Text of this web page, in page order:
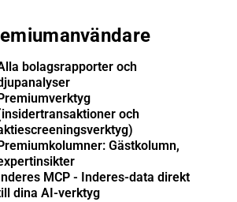
bolagsrapporter och
Premiumverktyg
och
Premiumkolumner: Gästkolumn,
Inderes MCP - Inderes-data direkt
dina AI-verktyg